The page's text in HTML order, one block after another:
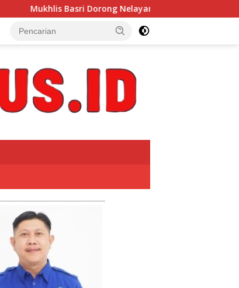
Nelayan Manfaatkan Informasi Cuaca Melalui Sekolah